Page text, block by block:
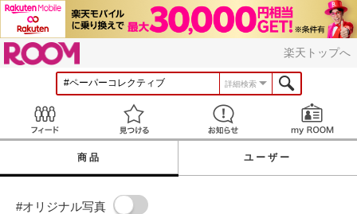
楽天トップへ
詳細検索
見つける お知らせ
商品 ユーザー
#オリジナル写真